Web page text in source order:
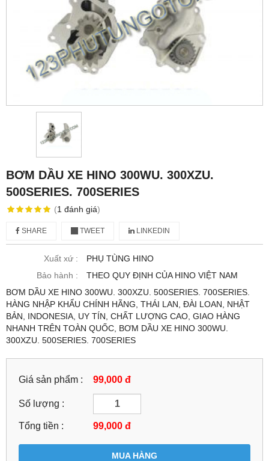
BƠM DẦU XE HINO 300WU. 300XZU.
500SERIES. 700SERIES
(1 đánh giá)
SHARE TWEET LINKEDIN
Xuất xứ :
PHỤ TÙNG HINO
Bảo hành :
THEO QUY ĐỊNH CỦA HINO VIỆT NAM
BƠM DẦU XE HINO 300WU. 300XZU. 500SERIES. 700SERIES.
HÀNG NHẬP KHẨU CHÍNH HÃNG, THÁI LAN, ĐÀI LOAN, NHẬT
BẢN, INDONESIA, UY TÍN, CHẤT LƯỢNG CAO, GIAO HÀNG
NHANH TRÊN TOÀN QUỐC, BƠM DẦU XE HINO 300WU.
300XZU. 500SERIES. 700SERIES
Giá sản phẩm : 99,000 đ
Số lượng :
Tổng tiền : 99,000 đ
MUA HÀNG